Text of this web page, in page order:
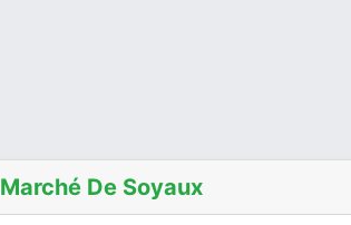
Marché De Soyaux